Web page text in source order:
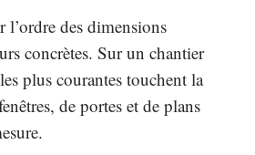
l’ordre des dimensions
concrètes. Sur un chantier
plus courantes touchent la
de portes et de plans